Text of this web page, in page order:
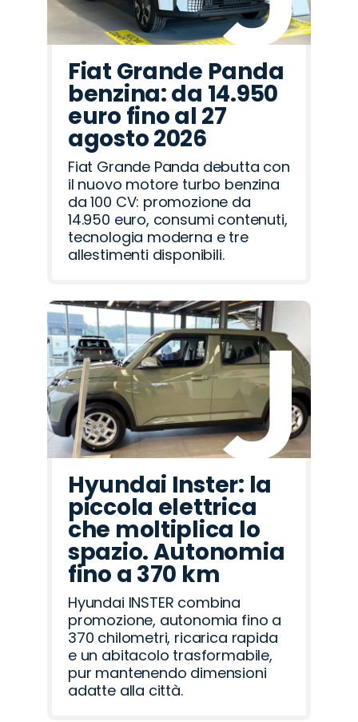
Fiat Grande Panda
benzina: da 14.950
euro fino al 27
agosto 2026
Fiat Grande Panda debutta con
il nuovo motore turbo benzina
da 100 CV: promozione da
14.950 euro, consumi contenuti,
tecnologia moderna e tre
allestimenti disponibili.
Hyundai Inster: la
piccola elettrica
che moltiplica lo
spazio. Autonomia
fino a 370 km
Hyundai INSTER combina
promozione, autonomia fino a
370 chilometri, ricarica rapida
e un abitacolo trasformabile,
pur mantenendo dimensioni
adatte alla città.